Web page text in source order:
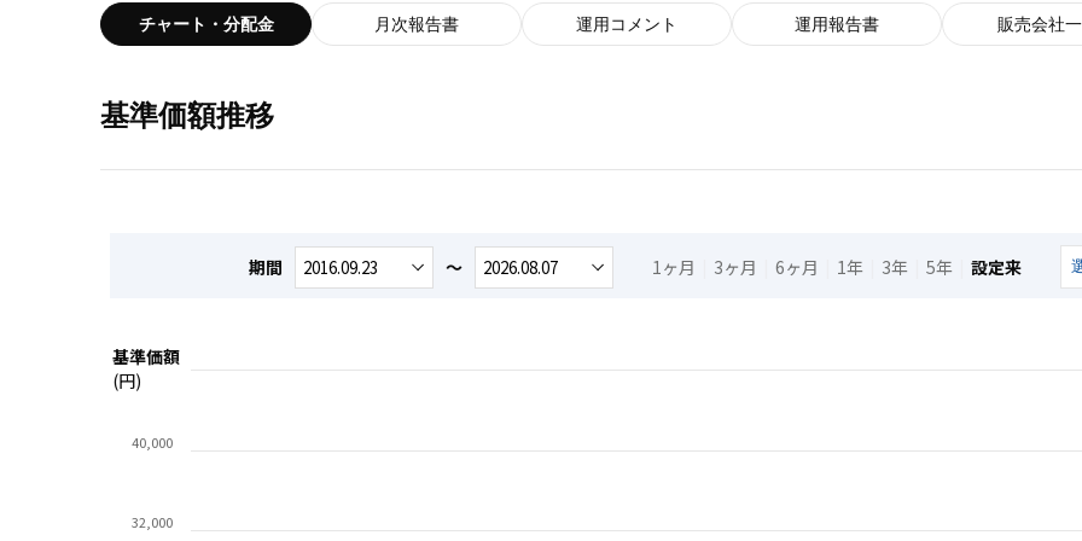
チャート・分配金 月次報告書 運用コメント 運用報告書 販売会社
基準価額推移